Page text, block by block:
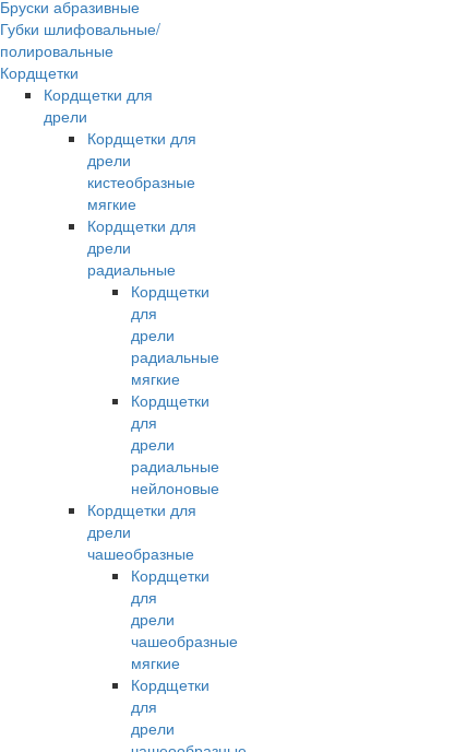
Бруски абразивные
Губки шлифовальные/
полировальные
Кордщетки
Кордщетки для
дрели
Кордщетки для
дрели
кистеобразные
мягкие
Кордщетки для
дрели
радиальные
Кордщетки
для
дрели
радиальные
мягкие
Кордщетки
для
дрели
радиальные
нейлоновые
Кордщетки для
дрели
чашеобразные
Кордщетки
для
дрели
чашеобразные
мягкие
Кордщетки
для
дрели